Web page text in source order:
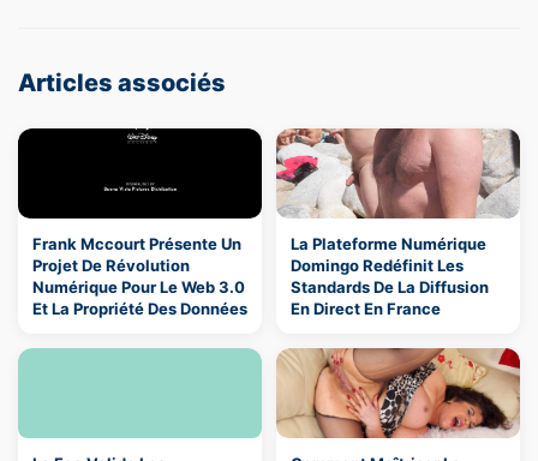
Articles associés
Frank Mccourt Présente Un
Projet De Révolution
Numérique Pour Le Web 3.0
Et La Propriété Des Données
La Plateforme Numérique
Domingo Redéfinit Les
Standards De La Diffusion
En Direct En France